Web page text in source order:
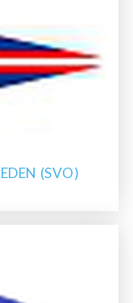
(SVO)